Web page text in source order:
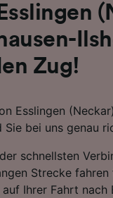
Zug!
Esslingen
Sie bei uns genau
schnellsten
Strecke
Ihrer Fahrt